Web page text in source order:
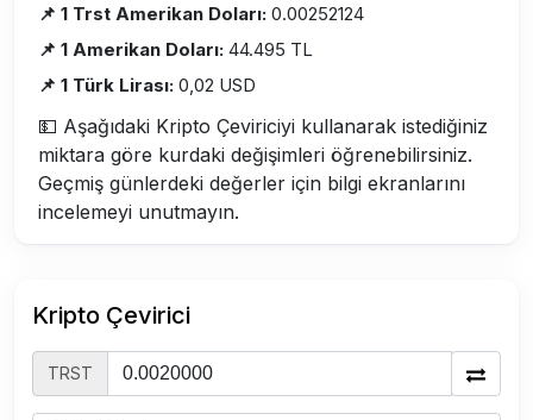
📌 1 Trst Amerikan Doları: 0.00252124
📌 1 Amerikan Doları: 44.495 TL
📌 1 Türk Lirası: 0,02 USD
💵 Aşağıdaki Kripto Çeviriciyi kullanarak istediğiniz
miktara göre kurdaki değişimleri öğrenebilirsiniz.
Geçmiş günlerdeki değerler için bilgi ekranlarını
incelemeyi unutmayın.
Kripto Çevirici
TRST